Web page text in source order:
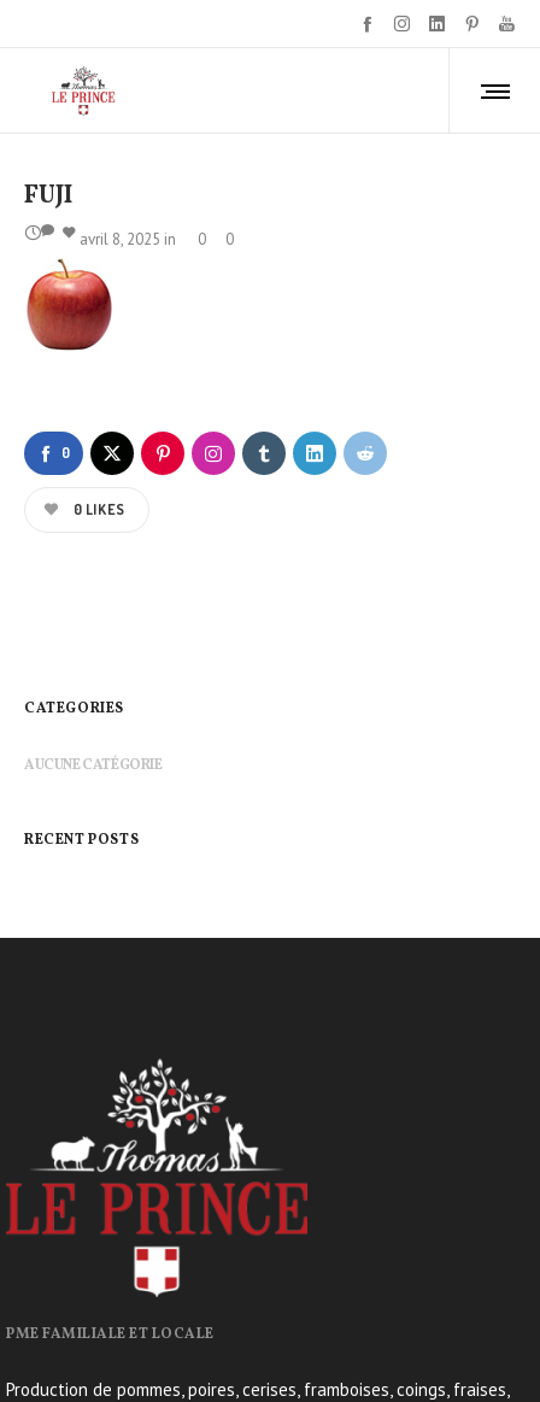
FUJI
avril 8, 2025 in 0 0
0
0 LIKES
CATEGORIES
AUCUNE CATÉGORIE
RECENT POSTS
PME FAMILIALE ET LOCALE
Production de pommes, poires, cerises, framboises, coings, fraises,